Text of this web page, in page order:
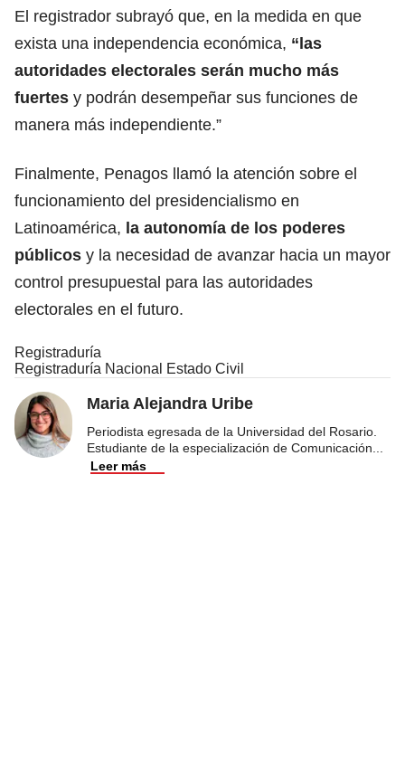
El registrador subrayó que, en la medida en que
exista una independencia económica, “las
autoridades electorales serán mucho más
fuertes y podrán desempeñar sus funciones de
manera más independiente.”
Finalmente, Penagos llamó la atención sobre el
funcionamiento del presidencialismo en
Latinoamérica, la autonomía de los poderes
públicos y la necesidad de avanzar hacia un mayor
control presupuestal para las autoridades
electorales en el futuro.
Registraduría
Registraduría Nacional Estado Civil
Maria Alejandra Uribe
Periodista egresada de la Universidad del Rosario.
Estudiante de la especialización de Comunicación
Leer más